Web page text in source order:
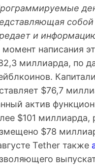
и
момент написания
миллиарда, по
$76,7
актив
$101 миллиарда,
$78
Tether также